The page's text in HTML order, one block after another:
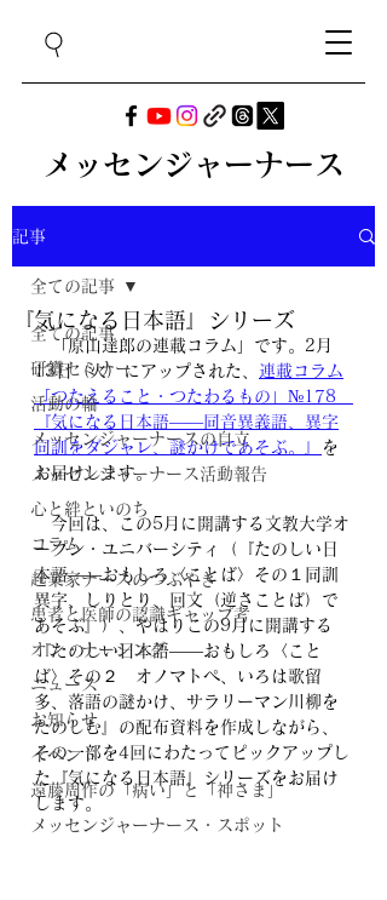
メッセンジャーナース
記事
全ての記事
研鑽セミナー
活動の輪
メッセンジャーナースの自立
メッセンジャーナース活動報告
心と絆といのち
コラム
起業家ナースのつぶやき
患者と医師の認識ギャップ考
オン・ナーシング
ニュース
お知らせ
イベント
遠藤周作の「病い」と「神さま」
メッセンジャーナース・スポット
全ての記事
『気になる日本語』シリーズ
「原山達郎の連載コラム」です。2月
13日（火）にアップされた、 連載コラム
「つたえること・つたわるもの」№178
『気になる日本語――同音異義語、異字
同訓をダジャレ、謎かけであそぶ。』
を
お届けします。
今回は、この5月に開講する文教大学オ
ープン・ユニバーシティ（『たのしい日
本語――おもしろ〈ことば〉その１同訓
異字、しりとり、回文（逆さことば）で
あそぶ』）、やはりこの9月に開講する
『たのしい日本語――おもしろ〈こと
ば〉その２　オノマトペ、いろは歌留
多、落語の謎かけ、サラリーマン川柳を
たのしむ』の配布資料を作成しながら、
その一部を4回にわたってピックアップし
た『気になる日本語』シリーズをお届け
します。